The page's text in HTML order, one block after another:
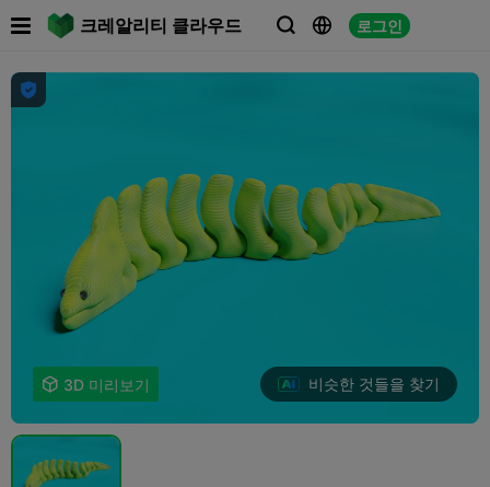
크레알리티 클라우드   로그인
 

 3D 미리보기 비슷한 것들을 찾기